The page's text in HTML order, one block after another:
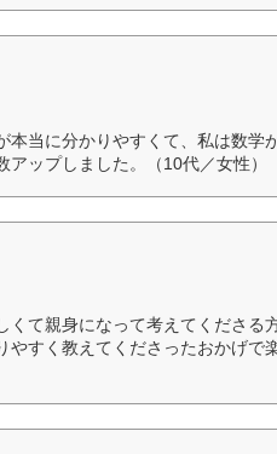
本当に分かりやすくて、私は数学
ップしました。（10代／女性）
くて親身になって考えてくださる
やすく教えてくださったおかげで